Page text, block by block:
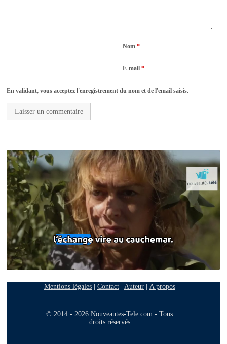
Nom*
E-mail*
En validant, vous acceptez l'enregistrement du nom et de l'email saisis.
Mentions légales| Contact| Auteur| A propos
© 2014 - 2026 Nouveautes-Tele.com - Tous
droits réservés